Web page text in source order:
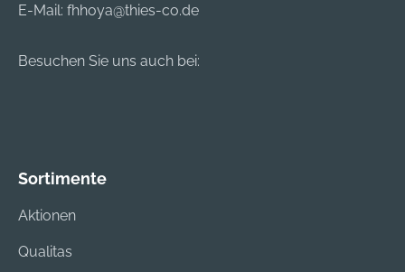
E-Mail: fhhoya@thies-co.de
Besuchen Sie uns auch bei:
Sortimente
Aktionen
Qualitas